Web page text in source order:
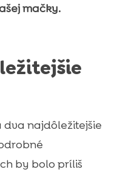
mačky.
dva najdôležitejšie
by bolo príliš